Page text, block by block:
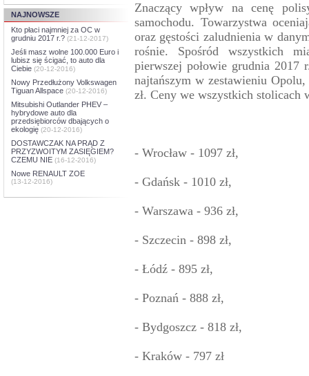
NAJNOWSZE
Kto płaci najmniej za OC w
grudniu 2017 r.? (21-12-2017)
Jeśli masz wolne 100.000 Euro i
lubisz się ścigać, to auto dla
Ciebie (20-12-2016)
Nowy Przedłużony Volkswagen
Tiguan Allspace (20-12-2016)
Mitsubishi Outlander PHEV –
hybrydowe auto dla
przedsiębiorców dbających o
ekologię (20-12-2016)
DOSTAWCZAK NA PRĄD Z
PRZYZWOITYM ZASIĘGIEM?
CZEMU NIE (16-12-2016)
Nowe RENAULT ZOE
(13-12-2016)
Znaczący wpływ na cenę
samochodu. Towarzystwa
oraz gęstości zaludnienia w
rośnie. Spośród wszystkich
pierwszej połowie grudnia 2017
najtańszym w zestawieniu Opolu,
zł. Ceny we wszystkich stolicach
- Wrocław - 1097 zł,
- Gdańsk - 1010 zł,
- Warszawa - 936 zł,
- Szczecin - 898 zł,
- Łódź - 895 zł,
- Poznań - 888 zł,
- Bydgoszcz - 818 zł,
- Kraków - 797 zł